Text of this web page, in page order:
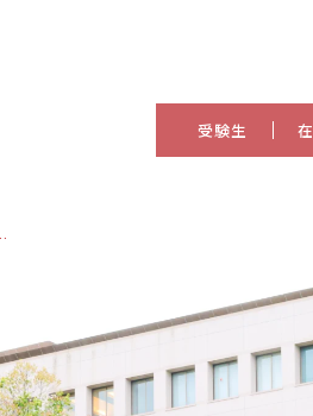
受験生
会賞（論文賞）受賞！